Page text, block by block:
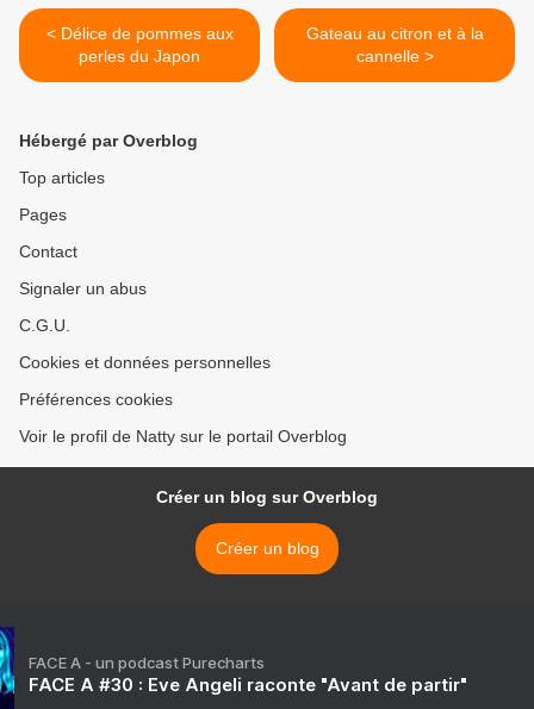
< Délice de pommes aux
perles du Japon
Gateau au citron et à la
cannelle >
Hébergé par Overblog
Top articles
Pages
Contact
Signaler un abus
C.G.U.
Cookies et données personnelles
Préférences cookies
Voir le profil de Natty sur le portail Overblog
Créer un blog sur Overblog
Créer un blog
FACE A - un podcast Purecharts
FACE A #30 : Eve Angeli raconte "Avant de partir"